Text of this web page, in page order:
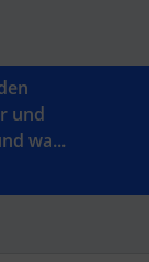
und
wa...